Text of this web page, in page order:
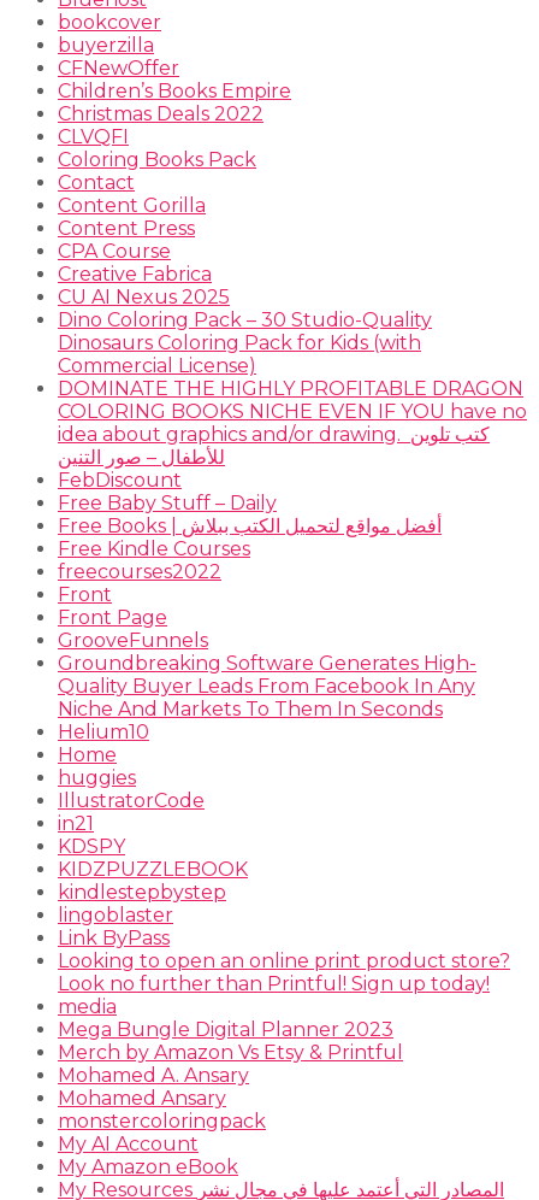
bookcover
buyerzilla
CFNewOffer
Children’s Books Empire
Christmas Deals 2022
CLVQFI
Coloring Books Pack
Contact
Content Gorilla
Content Press
CPA Course
Creative Fabrica
CU AI Nexus 2025
Dino Coloring Pack – 30 Studio-Quality
Dinosaurs Coloring Pack for Kids (with
Commercial License)
DOMINATE THE HIGHLY PROFITABLE DRAGON
COLORING BOOKS NICHE EVEN IF YOU have no
idea about graphics and/or drawing. ​ كتب تلوين
للأطفال – صور التنين
FebDiscount
Free Baby Stuff – Daily
Free Books | أفضل مواقع لتحميل الكتب ببلاش
Free Kindle Courses
freecourses2022
Front
Front Page
GrooveFunnels
Groundbreaking Software Generates High-
Quality Buyer Leads From Facebook In Any
Niche And Markets To Them In Seconds
Helium10
Home
huggies
IllustratorCode
in21
KDSPY
KIDZPUZZLEBOOK
kindlestepbystep
lingoblaster
Link ByPass
Looking to open an online print product store?
Look no further than Printful! Sign up today!
media
Mega Bungle Digital Planner 2023
Merch by Amazon Vs Etsy & Printful
Mohamed A. Ansary
Mohamed Ansary
monstercoloringpack
My AI Account
My Amazon eBook
My Resources المصادر التي أعتمد عليها في مجال نشر